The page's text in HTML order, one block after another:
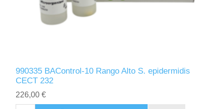
990335 BAControl-10 Rango Alto S. epidermidis
CECT 232
226,00 €